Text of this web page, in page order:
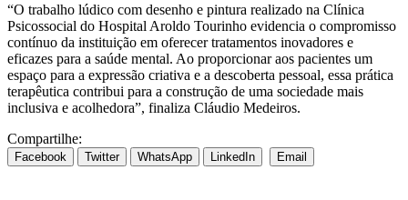
“O trabalho lúdico com desenho e pintura realizado na Clínica
Psicossocial do Hospital Aroldo Tourinho evidencia o compromisso
contínuo da instituição em oferecer tratamentos inovadores e
eficazes para a saúde mental. Ao proporcionar aos pacientes um
espaço para a expressão criativa e a descoberta pessoal, essa prática
terapêutica contribui para a construção de uma sociedade mais
inclusiva e acolhedora”, finaliza Cláudio Medeiros.
Compartilhe:
Facebook Twitter WhatsApp LinkedIn Email